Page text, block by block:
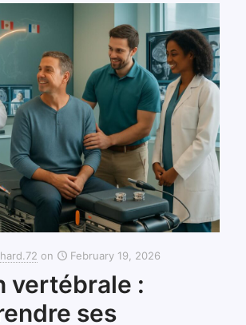
on February 19, 2026
vertébrale :
ses